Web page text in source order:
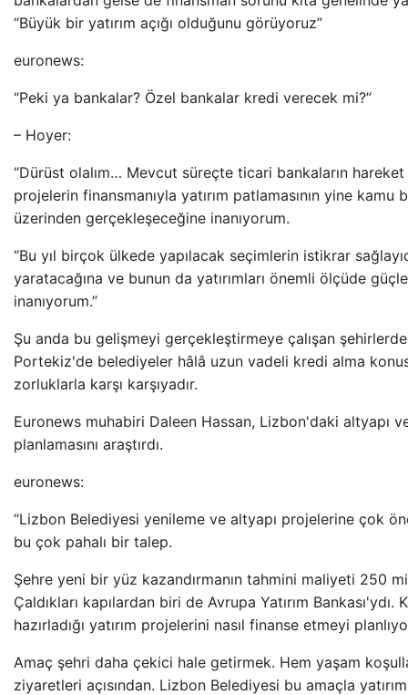
“Büyük bir yatırım açığı olduğunu görüyoruz”
euronews:
“Peki ya bankalar? Özel bankalar kredi verecek mi?”
– Hoyer:
“Dürüst olalım… Mevcut süreçte ticari bankaların hareket
projelerin finansmanıyla yatırım patlamasının yine kamu
üzerinden gerçekleşeceğine inanıyorum.
“Bu yıl birçok ülkede yapılacak seçimlerin istikrar
yaratacağına ve bunun da yatırımları önemli ölçüde
inanıyorum.”
Şu anda bu gelişmeyi gerçekleştirmeye çalışan
Portekiz'de belediyeler hâlâ uzun vadeli kredi alma
zorluklarla karşı karşıyadır.
Euronews muhabiri Daleen Hassan, Lizbon'daki altyapı
planlamasını araştırdı.
euronews:
“Lizbon Belediyesi yenileme ve altyapı projelerine çok
bu çok pahalı bir talep.
Şehre yeni bir yüz kazandırmanın tahmini maliyeti 250
Çaldıkları kapılardan biri de Avrupa Yatırım Bankası'ydı.
hazırladığı yatırım projelerini nasıl finanse etmeyi
Amaç şehri daha çekici hale getirmek. Hem yaşam
ziyaretleri açısından. Lizbon Belediyesi bu amaçla